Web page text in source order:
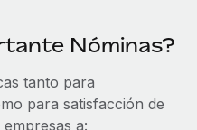
la legalidad enseguida.
facilidad.
Remote:
Xero y Contractor
ayudar a empresas de
Nóminas?
tanto para
para satisfacción de
a: